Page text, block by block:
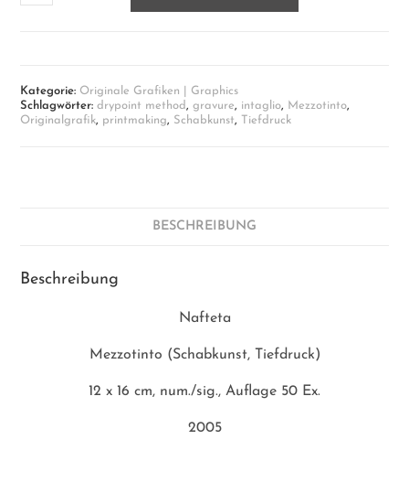
Kategorie: Originale Grafiken | Graphics
Schlagwörter:drypoint method,gravure, intaglio, Mezzotinto,
Originalgrafik, printmaking, Schabkunst, Tiefdruck
BESCHREIBUNG
Beschreibung
Nafteta
Mezzotinto (Schabkunst, Tiefdruck)
12 x 16 cm, num./sig., Auflage 50 Ex.
2005